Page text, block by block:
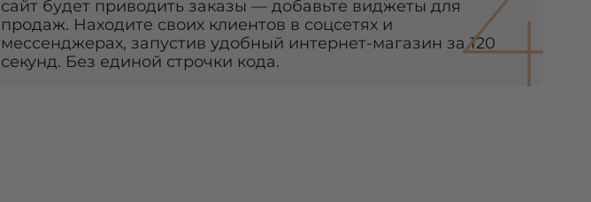
сайт будет приводить заказы — добавьте виджеты для
продаж. Находите своих клиентов в соцсетях и
мессенджерах, запустив удобный интернет-магазин за 120
секунд. Без единой строчки кода.